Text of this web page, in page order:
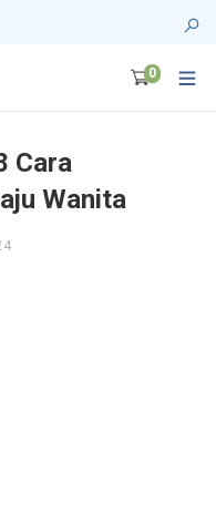
0
Cara
Wanita